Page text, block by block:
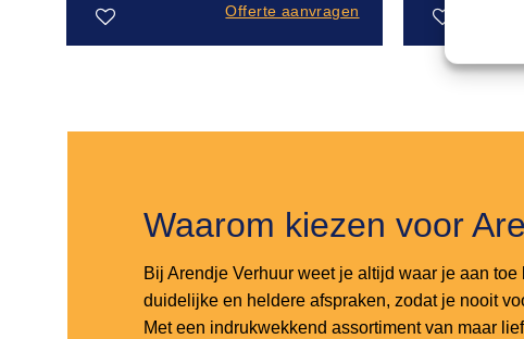
Offerte aanvragen
Waarom kiezen voor
Bij Arendje Verhuur weet je altijd waar je aan toe
duidelijke en heldere afspraken, zodat je nooit
Met een indrukwekkend assortiment van maar